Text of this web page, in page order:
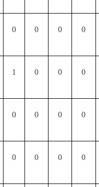
0 0 0 0
1 0 0 0
0 0 0 0
0 0 0 0